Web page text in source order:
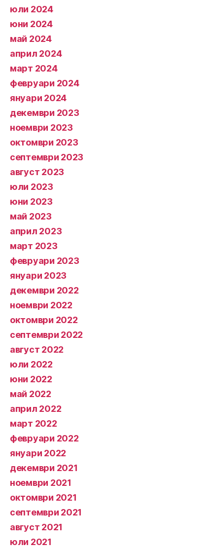
юли 2024
юни 2024
май 2024
април 2024
март 2024
февруари 2024
януари 2024
декември 2023
ноември 2023
октомври 2023
септември 2023
август 2023
юли 2023
юни 2023
май 2023
април 2023
март 2023
февруари 2023
януари 2023
декември 2022
ноември 2022
октомври 2022
септември 2022
август 2022
юли 2022
юни 2022
май 2022
април 2022
март 2022
февруари 2022
януари 2022
декември 2021
ноември 2021
октомври 2021
септември 2021
август 2021
юли 2021